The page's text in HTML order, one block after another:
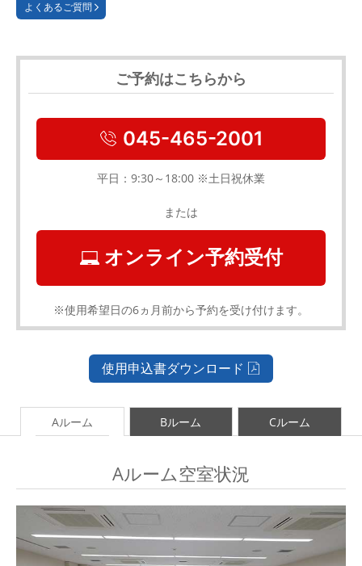
よくあるご質問
ご予約はこちらから
045-465-2001
平日：9:30～18:00 ※土日祝休業
または
オンライン予約受付
※使用希望日の6ヵ月前から予約を受け付けます。
使用申込書ダウンロード
Aルーム Bルーム Cルーム
Aルーム空室状況